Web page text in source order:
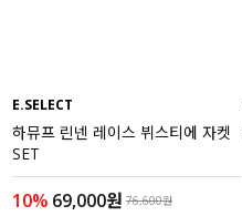
E.SELECT
하뮤프 린넨 레이스 뷔스티에 자켓
SET
10% 69,000원 76,600원